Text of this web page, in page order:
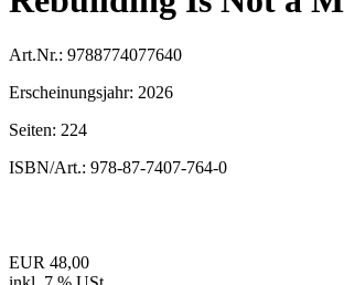
Art.Nr.: 9788774077640
Erscheinungsjahr: 2026
Seiten: 224
ISBN/Art.: 978-87-7407-764-0
EUR 48,00